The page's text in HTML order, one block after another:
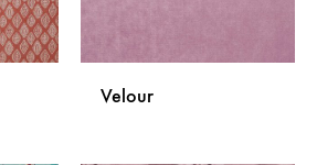
Velour